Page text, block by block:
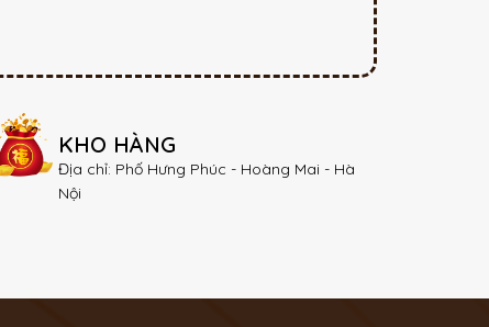
KHO HÀNG
Địa chỉ: Phố Hưng Phúc - Hoàng Mai - Hà
Nội